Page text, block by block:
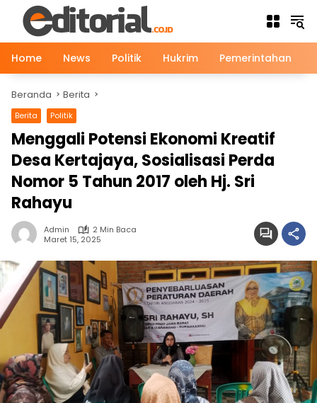
Langsung
konten
Home
News Politik Hukrim Pemerintahan
Beranda Berita
Berita Politik
Menggali Potensi Ekonomi Kreatif
Desa Kertajaya, Sosialisasi Perda
Nomor 5 Tahun 2017 oleh Hj. Sri
Rahayu
Admin
2 Min Baca
Maret 15, 2025